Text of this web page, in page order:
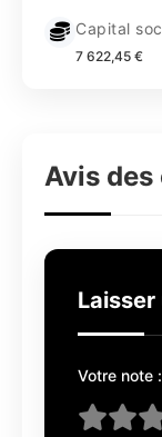
Capital
7 622,45 €
Avis
Laisser
Votre note :